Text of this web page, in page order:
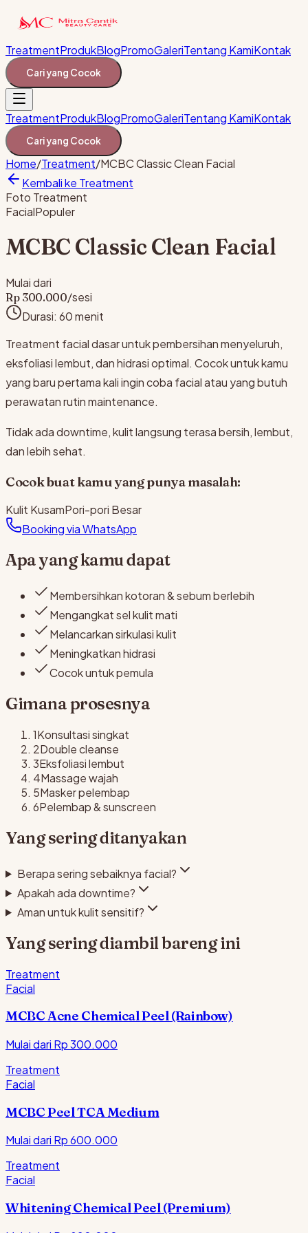
TreatmentProdukBlogPromoGaleriTentang KamiKontak
Cari yang Cocok
TreatmentProdukBlogPromoGaleriTentang KamiKontak
Cari yang Cocok
Home/Treatment/MCBC Classic Clean Facial
Kembali ke Treatment
Foto Treatment
FacialPopuler
MCBC Classic Clean Facial
Mulai dari
Rp 300.000/sesi
Durasi: 60 menit
Treatment facial dasar untuk pembersihan menyeluruh,
eksfoliasi lembut, dan hidrasi optimal. Cocok untuk kamu
yang baru pertama kali ingin coba facial atau yang butuh
perawatan rutin maintenance.
Tidak ada downtime, kulit langsung terasa bersih, lembut,
dan lebih sehat.
Cocok buat kamu yang punya masalah:
Kulit KusamPori-pori Besar
Booking via WhatsApp
Apa yang kamu dapat
Membersihkan kotoran & sebum berlebih
Mengangkat sel kulit mati
Melancarkan sirkulasi kulit
Meningkatkan hidrasi
Cocok untuk pemula
Gimana prosesnya
1Konsultasi singkat
2Double cleanse
3Eksfoliasi lembut
4Massage wajah
5Masker pelembap
6Pelembap & sunscreen
Yang sering ditanyakan
Berapa sering sebaiknya facial?
Apakah ada downtime?
Aman untuk kulit sensitif?
Yang sering diambil bareng ini
Treatment
Facial
MCBC Acne Chemical Peel (Rainbow)
Mulai dari Rp300.000
Treatment
Facial
MCBC Peel TCA Medium
Mulai dari Rp600.000
Treatment
Facial
Whitening Chemical Peel (Premium)